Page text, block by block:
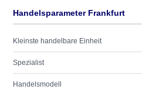
Handelsparameter Frankfurt
Kleinste handelbare Einheit
Spezialist
Handelsmodell